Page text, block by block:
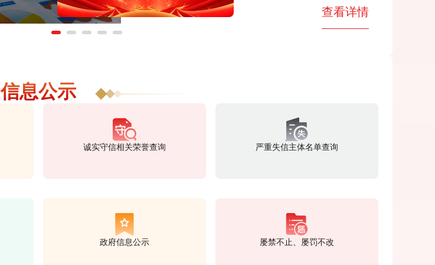
查看详情
信息公示
诚实守信相关荣誉查询 严重失信主体名单查询
政府信息公示 屡禁不止、屡罚不改